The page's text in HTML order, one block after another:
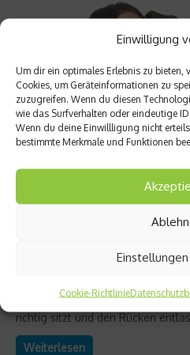
Einwilligung
Um dir ein optimales Erlebnis zu bieten,
Cookies, um Geräteinformationen zu
zuzugreifen. Wenn du diesen
wie das Surfverhalten oder eindeutige
Wenn du deine Einwillligung nicht
bestimmte Merkmale und Funktionen
Cookie-Richtlinie
Richtig Sitzen gegen
Schule, Uni oder Job – der
seines Lebens im Sitzen. Das
Rückenschmerzen. Daher
richtig sitzt und den Rücken
Weiterlesen